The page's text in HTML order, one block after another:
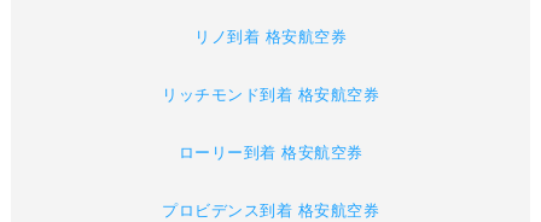
リノ到着 格安航空券
リッチモンド到着 格安航空券
ローリー到着 格安航空券
プロビデンス到着 格安航空券